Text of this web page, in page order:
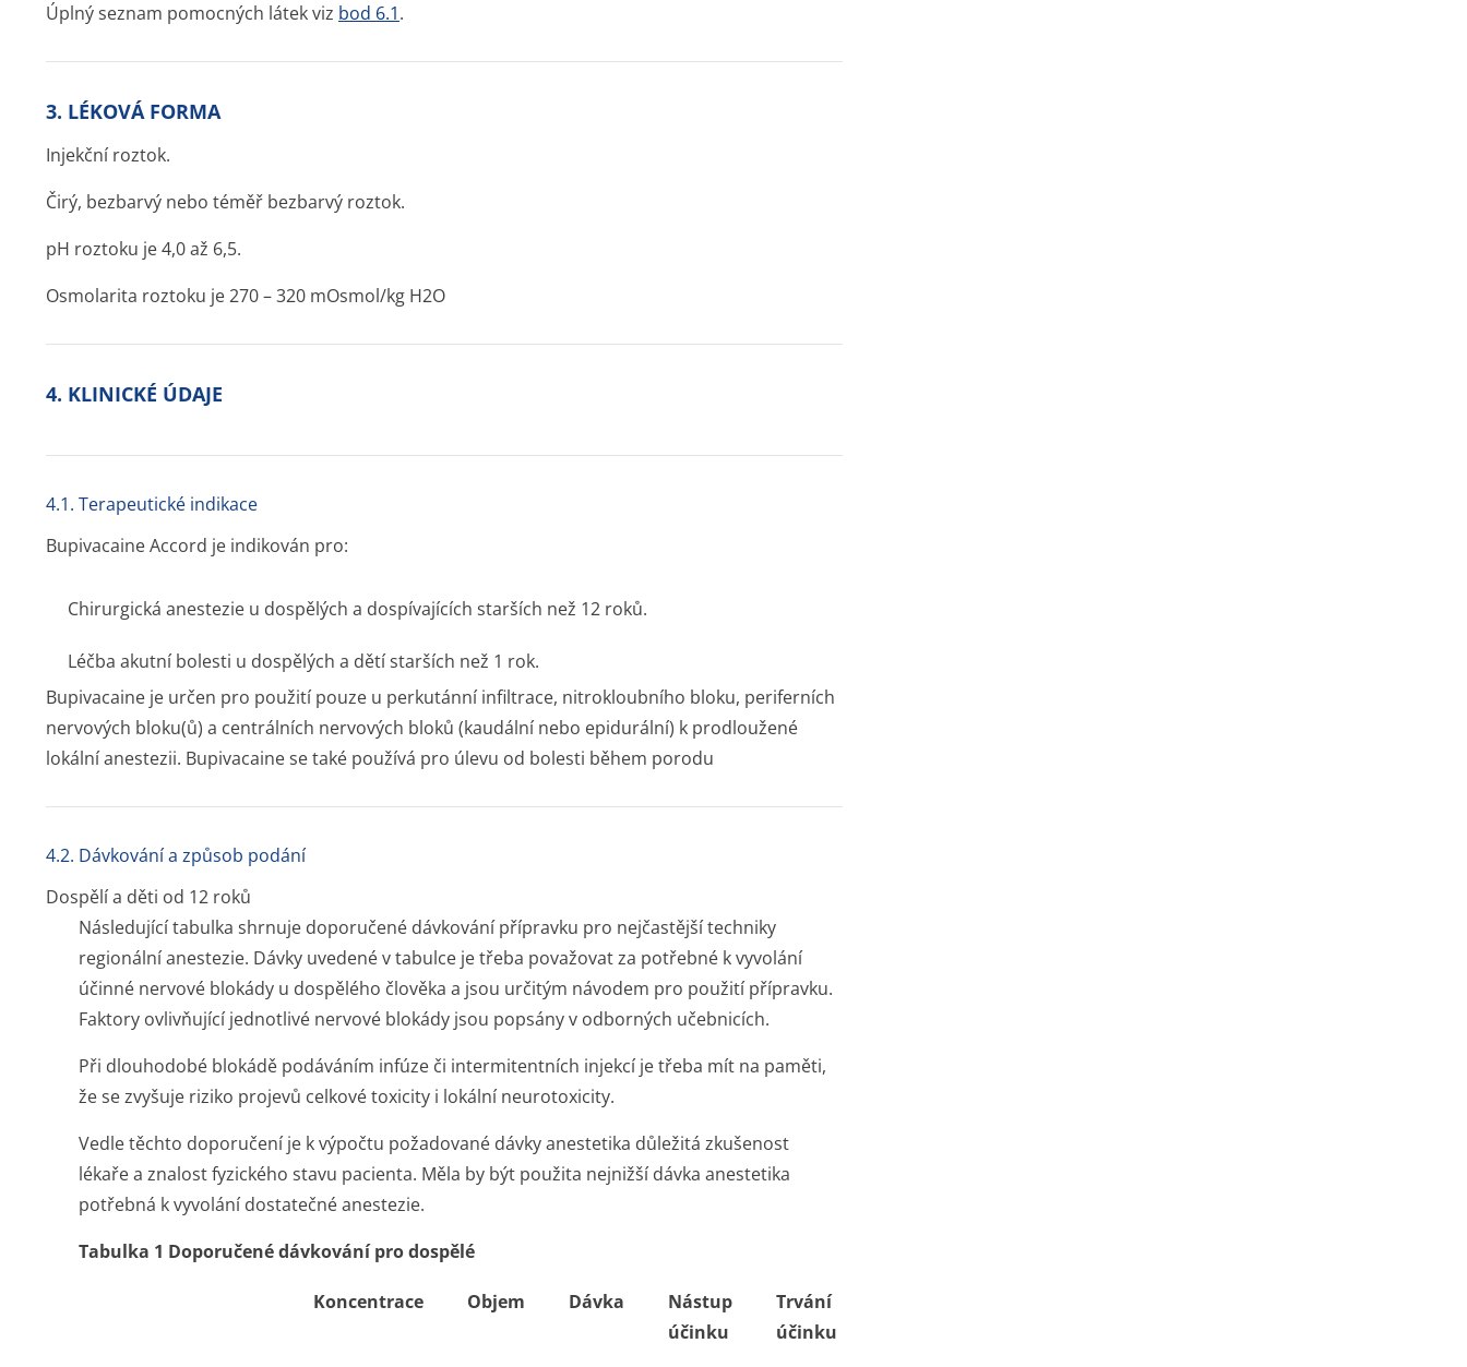
Úplný seznam pomocných látek viz bod 6.1.
3. LÉKOVÁ FORMA
Injekční roztok.
Čirý, bezbarvý nebo téměř bezbarvý roztok.
pH roztoku je 4,0 až 6,5.
Osmolarita roztoku je 270 – 320 mOsmol/kg H2O
4. KLINICKÉ ÚDAJE
4.1. Terapeutické indikace
Bupivacaine Accord je indikován pro:
Chirurgická anestezie u dospělých a dospívajících starších než 12 roků.
Léčba akutní bolesti u dospělých a dětí starších než 1 rok.
Bupivacaine je určen pro použití pouze u perkutánní infiltrace, nitrokloubního bloku, periferních
nervových bloku(ů) a centrálních nervových bloků (kaudální nebo epidurální) k prodloužené
lokální anestezii. Bupivacaine se také používá pro úlevu od bolesti během porodu
4.2. Dávkování a způsob podání
Dospělí a děti od 12 roků
Následující tabulka shrnuje doporučené dávkování přípravku pro nejčastější techniky
regionální anestezie. Dávky uvedené v tabulce je třeba považovat za potřebné k vyvolání
účinné nervové blokády u dospělého člověka a jsou určitým návodem pro použití přípravku.
Faktory ovlivňující jednotlivé nervové blokády jsou popsány v odborných učebnicích.
Při dlouhodobé blokádě podáváním infúze či intermitentních injekcí je třeba mít na paměti,
že se zvyšuje riziko projevů celkové toxicity i lokální neurotoxicity.
Vedle těchto doporučení je k výpočtu požadované dávky anestetika důležitá zkušenost
lékaře a znalost fyzického stavu pacienta. Měla by být použita nejnižší dávka anestetika
potřebná k vyvolání dostatečné anestezie.
Tabulka 1 Doporučené dávkování pro dospělé
Koncentrace Objem Dávka
Nástup
účinku
Trvání
účinku